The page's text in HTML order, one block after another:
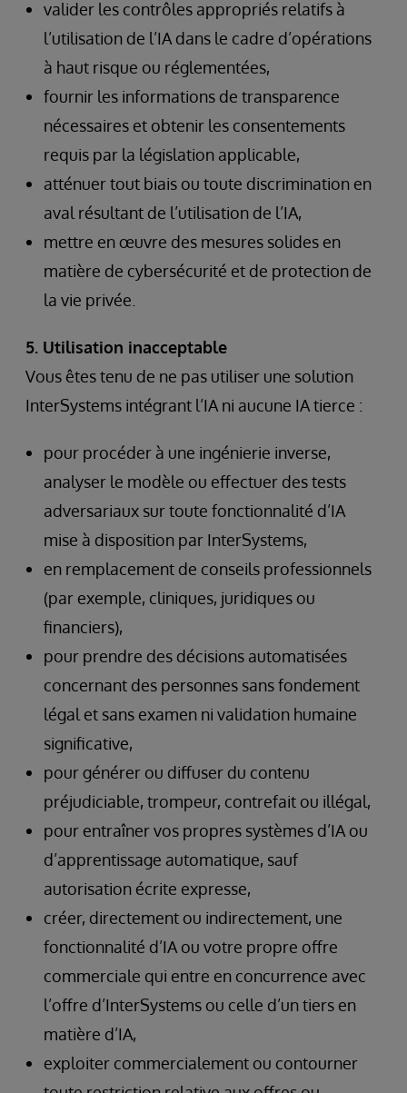
valider les contrôles appropriés relatifs à
l’utilisation de l’IA dans le cadre d’opérations
à haut risque ou réglementées,
fournir les informations de transparence
nécessaires et obtenir les consentements
requis par la législation applicable,
atténuer tout biais ou toute discrimination en
aval résultant de l’utilisation de l’IA,
mettre en œuvre des mesures solides en
matière de cybersécurité et de protection de
la vie privée.
5. Utilisation inacceptable
Vous êtes tenu de ne pas utiliser une solution
InterSystems intégrant l’IA ni aucune IA tierce :
pour procéder à une ingénierie inverse,
analyser le modèle ou effectuer des tests
adversariaux sur toute fonctionnalité d’IA
mise à disposition par InterSystems,
en remplacement de conseils professionnels
(par exemple, cliniques, juridiques ou
financiers),
pour prendre des décisions automatisées
concernant des personnes sans fondement
légal et sans examen ni validation humaine
significative,
pour générer ou diffuser du contenu
préjudiciable, trompeur, contrefait ou illégal,
pour entraîner vos propres systèmes d’IA ou
d’apprentissage automatique, sauf
autorisation écrite expresse,
créer, directement ou indirectement, une
fonctionnalité d’IA ou votre propre offre
commerciale qui entre en concurrence avec
l’offre d’InterSystems ou celle d’un tiers en
matière d’IA,
exploiter commercialement ou contourner